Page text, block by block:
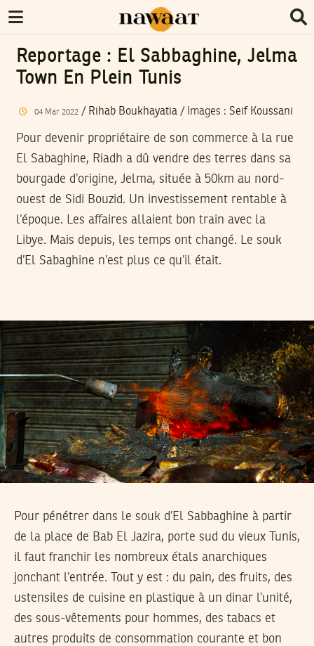
Reportage : El Sabbaghine, Jelma
Town En Plein Tunis
04 Mar 2022/ Rihab Boukhayatia / Images : Seif Koussani
Pour devenir propriétaire de son commerce à la rue
El Sabaghine, Riadh a dû vendre des terres dans sa
bourgade d’origine, Jelma, située à 50km au nord-
ouest de Sidi Bouzid. Un investissement rentable à
l’époque. Les affaires allaient bon train avec la
Libye. Mais depuis, les temps ont changé. Le souk
d’El Sabaghine n’est plus ce qu’il était.
Pour pénétrer dans le souk d’El Sabbaghine à partir
de la place de Bab El Jazira, porte sud du vieux Tunis,
il faut franchir les nombreux étals anarchiques
jonchant l’entrée. Tout y est : du pain, des fruits, des
ustensiles de cuisine en plastique à un dinar l’unité,
des sous-vêtements pour hommes, des tabacs et
autres produits de consommation courante et bon